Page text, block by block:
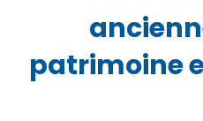
patrimoine